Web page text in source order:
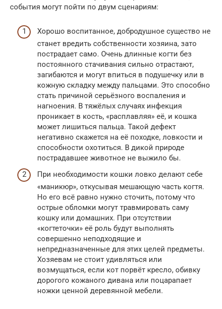
события могут пойти по двум сценариям:
Хорошо воспитанное, добродушное существо не
станет вредить собственности хозяина, зато
пострадает само. Очень длинные когти без
постоянного стачивания сильно отрастают,
загибаются и могут впиться в подушечку или в
кожную складку между пальцами. Это способно
стать причиной серьёзного воспаления и
нагноения. В тяжёлых случаях инфекция
проникает в кость, «расплавляя» её, и кошка
может лишиться пальца. Такой дефект
негативно скажется на её походке, ловкости и
способности охотиться. В дикой природе
пострадавшее животное не выжило бы.
При необходимости кошки ловко делают себе
«маникюр», откусывая мешающую часть когтя.
Но его всё равно нужно сточить, потому что
острые обломки могут травмировать саму
кошку или домашних. При отсутствии
«когтеточки» её роль будут выполнять
совершенно неподходящие и
непредназначенные для этих целей предметы.
Хозяевам не стоит удивляться или
возмущаться, если кот порвёт кресло, обивку
дорогого кожаного дивана или поцарапает
ножки ценной деревянной мебели.